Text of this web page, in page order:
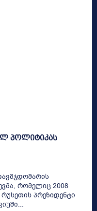
პოლიტიკას
რომელიც 2008
პრეზიდენტი